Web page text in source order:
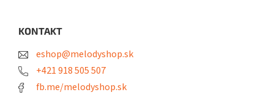
KONTAKT
eshop@melodyshop.sk
+421 918 505 507
fb.me/melodyshop.sk